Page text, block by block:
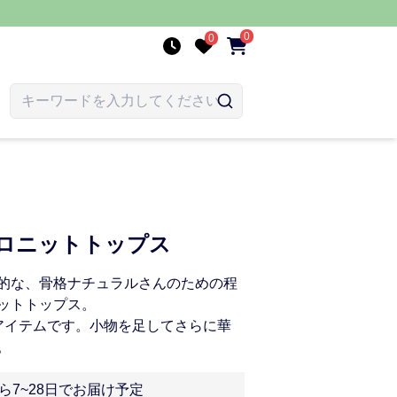
0 0
ニットトップス
な、骨格ナチュラルさんのための程
トトップス。
テムです。小物を足してさらに華
7~28日でお届け予定